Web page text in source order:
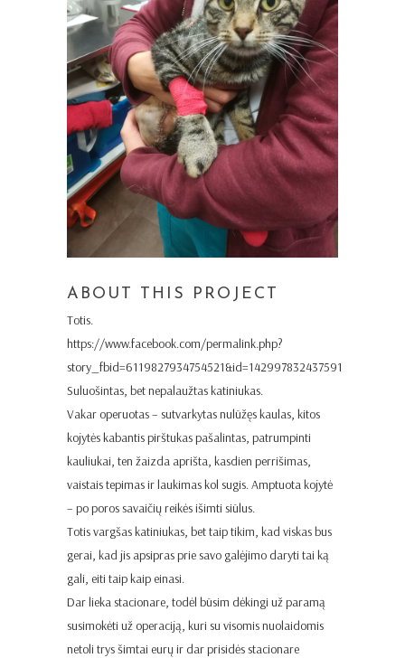
ABOUT THIS PROJECT
Totis.
https://www.facebook.com/permalink.php?
story_fbid=6119827934754521&id=142997832437591
Suluošintas, bet nepalaužtas katiniukas.
Vakar operuotas – sutvarkytas nulūžęs kaulas, kitos
kojytės kabantis pirštukas pašalintas, patrumpinti
kauliukai, ten žaizda aprišta, kasdien perrišimas,
vaistais tepimas ir laukimas kol sugis. Amptuota kojytė
– po poros savaičių reikės išimti siūlus.
Totis vargšas katiniukas, bet taip tikim, kad viskas bus
gerai, kad jis apsipras prie savo galėjimo daryti tai ką
gali, eiti taip kaip einasi.
Dar lieka stacionare, todėl būsim dėkingi už paramą
susimokėti už operaciją, kuri su visomis nuolaidomis
netoli trys šimtai eurų ir dar prisidės stacionare